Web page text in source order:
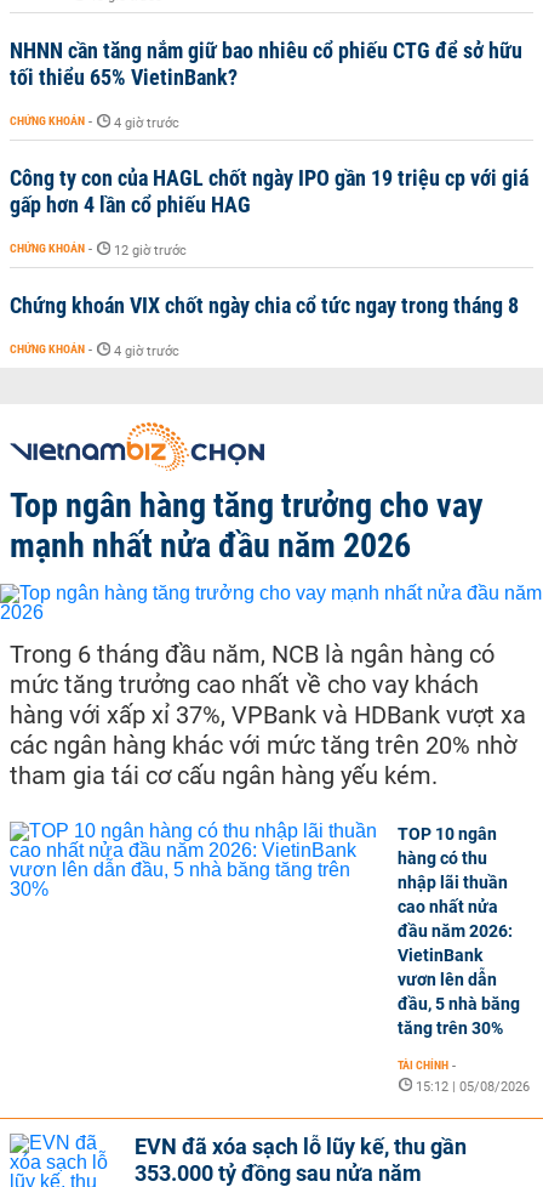
NHNN cần tăng nắm giữ bao nhiêu cổ phiếu CTG để sở hữu
tối thiểu 65% VietinBank?
CHỨNG KHOÁN - 4 giờ trước
Công ty con của HAGL chốt ngày IPO gần 19 triệu cp với giá
gấp hơn 4 lần cổ phiếu HAG
CHỨNG KHOÁN - 12 giờ trước
Chứng khoán VIX chốt ngày chia cổ tức ngay trong tháng 8
CHỨNG KHOÁN - 4 giờ trước
Top ngân hàng tăng trưởng cho vay
mạnh nhất nửa đầu năm 2026
Trong 6 tháng đầu năm, NCB là ngân hàng có
mức tăng trưởng cao nhất về cho vay khách
hàng với xấp xỉ 37%, VPBank và HDBank vượt xa
các ngân hàng khác với mức tăng trên 20% nhờ
tham gia tái cơ cấu ngân hàng yếu kém.
TOP 10 ngân
hàng có thu
nhập lãi thuần
cao nhất nửa
đầu năm 2026:
VietinBank
vươn lên dẫn
đầu, 5 nhà băng
tăng trên 30%
TÀI CHÍNH -
15:12 | 05/08/2026
EVN đã xóa sạch lỗ lũy kế, thu gần
353.000 tỷ đồng sau nửa năm